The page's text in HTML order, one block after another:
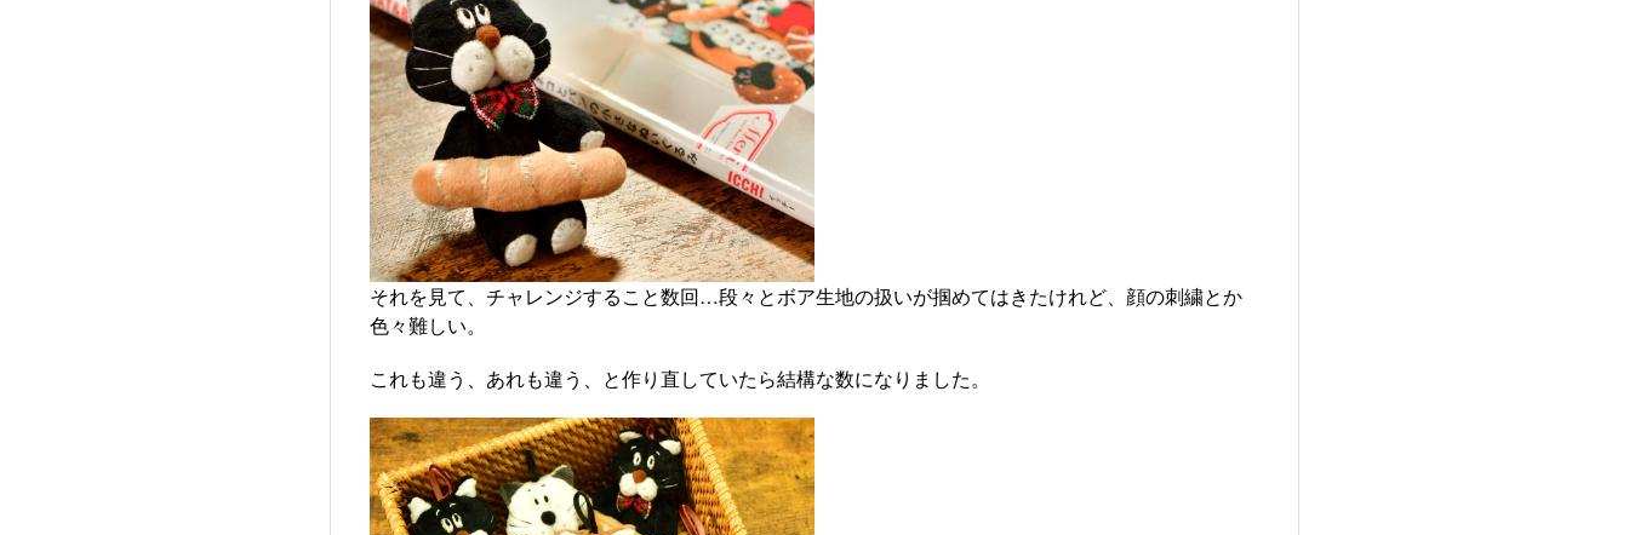
それを見て、チャレンジすること数回…段々とボア生地の扱いが掴めてはきたけれど、顔の刺繍とか
色々難しい。
これも違う、あれも違う、と作り直していたら結構な数になりました。